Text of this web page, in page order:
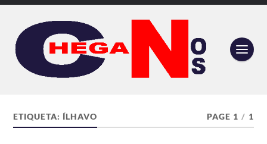
ETIQUETA: ÍLHAVO PAGE 1 / 1